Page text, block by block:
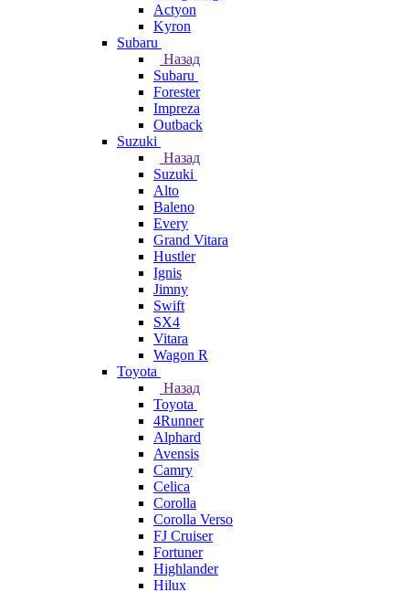
Actyon
Kyron
Subaru
Назад
Subaru
Forester
Impreza
Outback
Suzuki
Назад
Suzuki
Alto
Baleno
Every
Grand Vitara
Hustler
Ignis
Jimny
Swift
SX4
Vitara
Wagon R
Toyota
Назад
Toyota
4Runner
Alphard
Avensis
Camry
Celica
Corolla
Corolla Verso
FJ Cruiser
Fortuner
Highlander
Hilux